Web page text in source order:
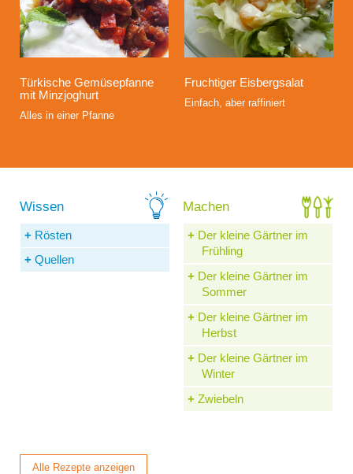
Türkische Gemüsepfanne
mit Minzjoghurt
Alles in einer Pfanne
Fruchtiger Eisbergsalat
Einfach, aber raffiniert
Rösten
Quellen
Der kleine Gärtner im
Frühling
Der kleine Gärtner im
Sommer
Der kleine Gärtner im
Herbst
Der kleine Gärtner im
Winter
Zwiebeln
Alle Rezepte anzeigen